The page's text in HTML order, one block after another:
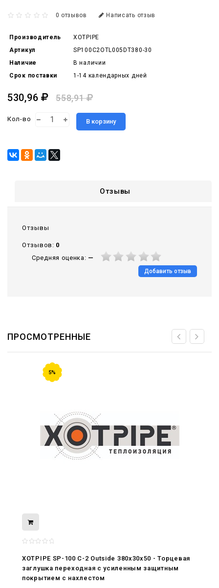
0 отзывов Написать отзыв
Производитель
XOTPIPE
Артикул
SP100C2OTL005DT380-30
Наличие
В наличии
Срок поставки
1-14 календарных дней
530,96 558,91
Кол-во В корзину
Отзывы
Отзывы
Отзывов: 0
Средняя оценка: —
Добавить отзыв
ПРОСМОТРЕННЫЕ
5%
XOTPIPE SP-100 C-2 Outside 380x30x50 - Торцевая
заглушка переходная с усиленным защитным
покрытием c нахлестом
нами